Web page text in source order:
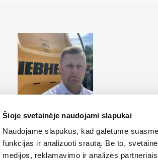
Šioje svetainėje naudojami slapukai
Naudojame slapukus, kad galėtume
funkcijas ir analizuoti srautą. Be to,
medijos, reklamavimo ir analizės
UAB “Alfis” yra oficialus LIEBHERR
paslaugas ir sprendimus Lietuvos